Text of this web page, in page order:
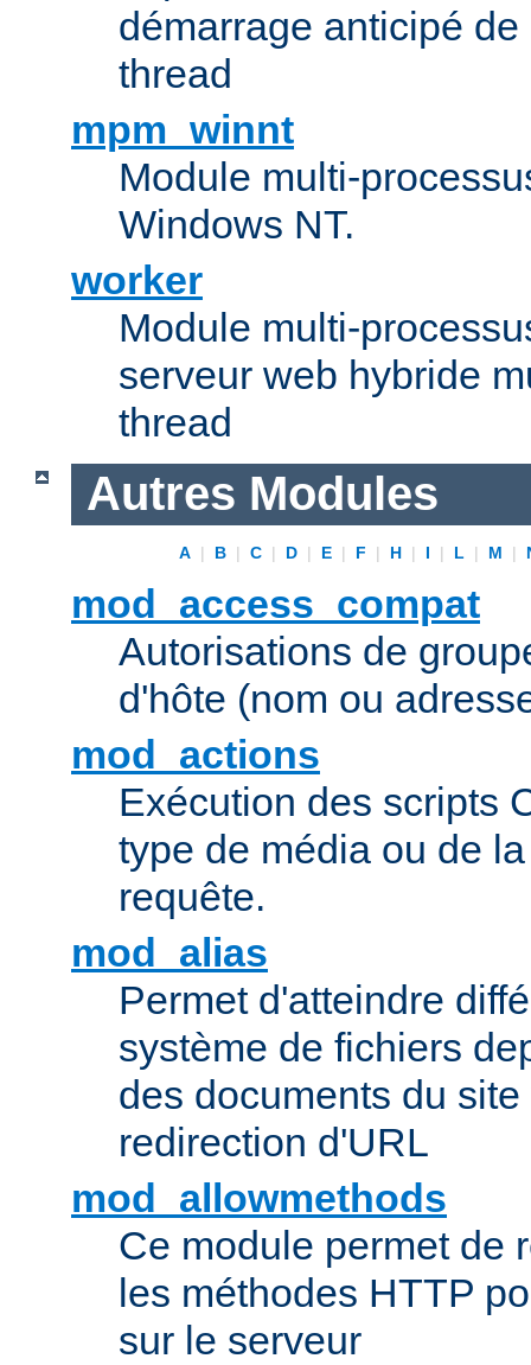
démarrage anticipé
thread
mpm_winnt
Module multi-
Windows NT.
worker
Module multi-
serveur web hybride
thread
Autres Modules
A | B | C | D | E | F | H | I | L | M |
mod_access_compat
Autorisations de
d'hôte (nom ou
mod_actions
Exécution des scripts
type de média ou de
requête.
mod_alias
Permet d'atteindre
système de fichiers
des documents du
redirection d'URL
mod_allowmethods
Ce module permet de
les méthodes HTTP
sur le serveur